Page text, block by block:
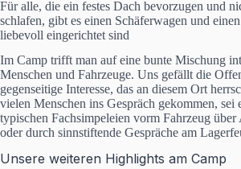
Für alle, die ein festes Dach bevorzugen und
schlafen, gibt es einen Schäferwagen und
liebevoll eingerichtet sind
Im Camp trifft man auf eine bunte Mischung
Menschen und Fahrzeuge. Uns gefällt die
gegenseitige Interesse, das an diesem Ort
vielen Menschen ins Gespräch gekommen, sei
typischen Fachsimpeleien vorm Fahrzeug über
oder durch sinnstiftende Gespräche am
Unsere weiteren Highlights am Camp